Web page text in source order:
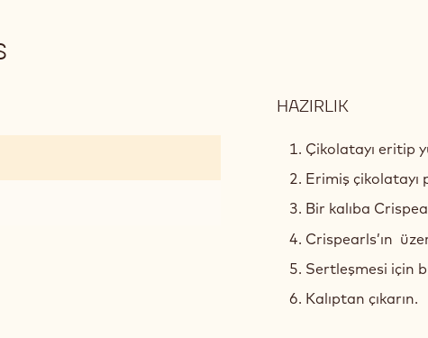
HAZIRLIK:
BARRA
Çikolatayı eritip
Erimiş çikolatayı
Bir kalıba
Crispearls’ın
Sertleşmesi için
Kalıptan çıkarın.